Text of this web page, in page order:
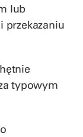
lub
typowym